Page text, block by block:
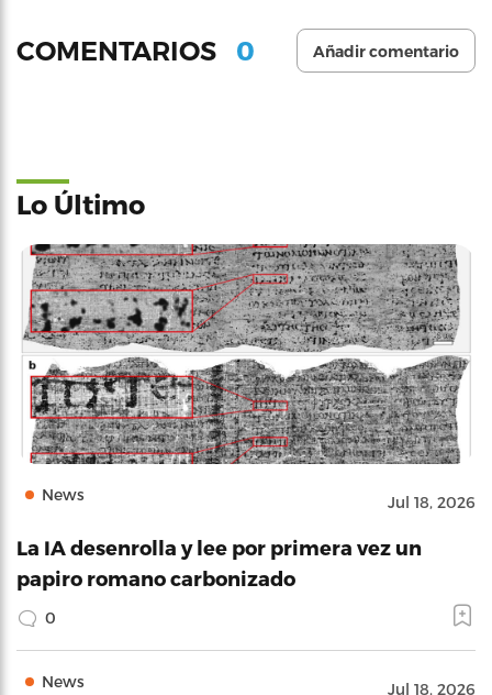
COMENTARIOS 0 Añadir comentario
Lo Último
News Jul 18, 2026
La IA desenrolla y lee por primera vez un
papiro romano carbonizado
0
News Jul 18, 2026